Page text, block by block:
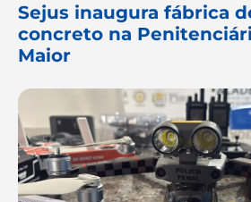
Sejus inaugura fábrica
concreto na
Maior